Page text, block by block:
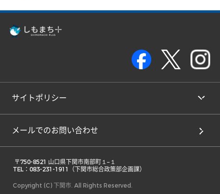
サイトポリシー
メールでのお問い合わせ
TEL：083-231-1911（下関市総合政策部企画課）
Copyright (C) 下関市. All Rights Reserved.